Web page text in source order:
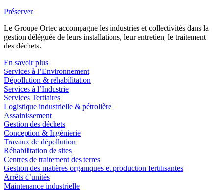
Préserver
Le Groupe Ortec accompagne les industries et collectivités dans la
gestion déléguée de leurs installations, leur entretien, le traitement
des déchets.
En savoir plus
Services à l’Environnement
Dépollution & réhabilitation
Services à l’Industrie
Services Tertiaires
Logistique industrielle & pétrolière
Assainissement
Gestion des déchets
Conception & Ingénierie
Travaux de dépollution
Réhabilitation de sites
Centres de traitement des terres
Gestion des matières organiques et production fertilisantes
Arrêts d’unités
Maintenance industrielle